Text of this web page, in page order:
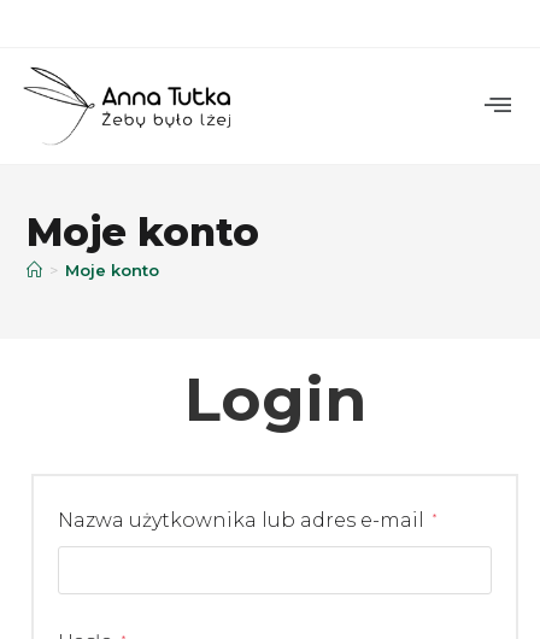
Moje konto
> Moje konto
Login
Nazwa użytkownika lub adres e-mail *